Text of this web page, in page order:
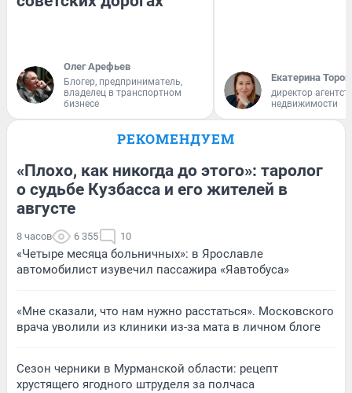
Олег Арефьев
Блогер, предприниматель,
владелец в транспортном
бизнесе
Екатерина
директор
недвижимости
РЕКОМЕНДУЕМ
«Плохо, как никогда до этого»: таролог
о судьбе Кузбасса и его жителей в
августе
8 часов 6 355 10
«Четыре месяца больничных»: в Ярославле
автомобилист изувечил пассажира «Яавтобуса»
«Мне сказали, что нам нужно расстаться». Московского
врача уволили из клиники из-за мата в личном блоге
Сезон черники в Мурманской области: рецепт
хрустящего ягодного штруделя за полчаса